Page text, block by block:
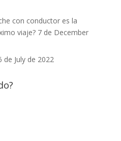
con conductor es la
viaje? 7 de December
de July de 2022